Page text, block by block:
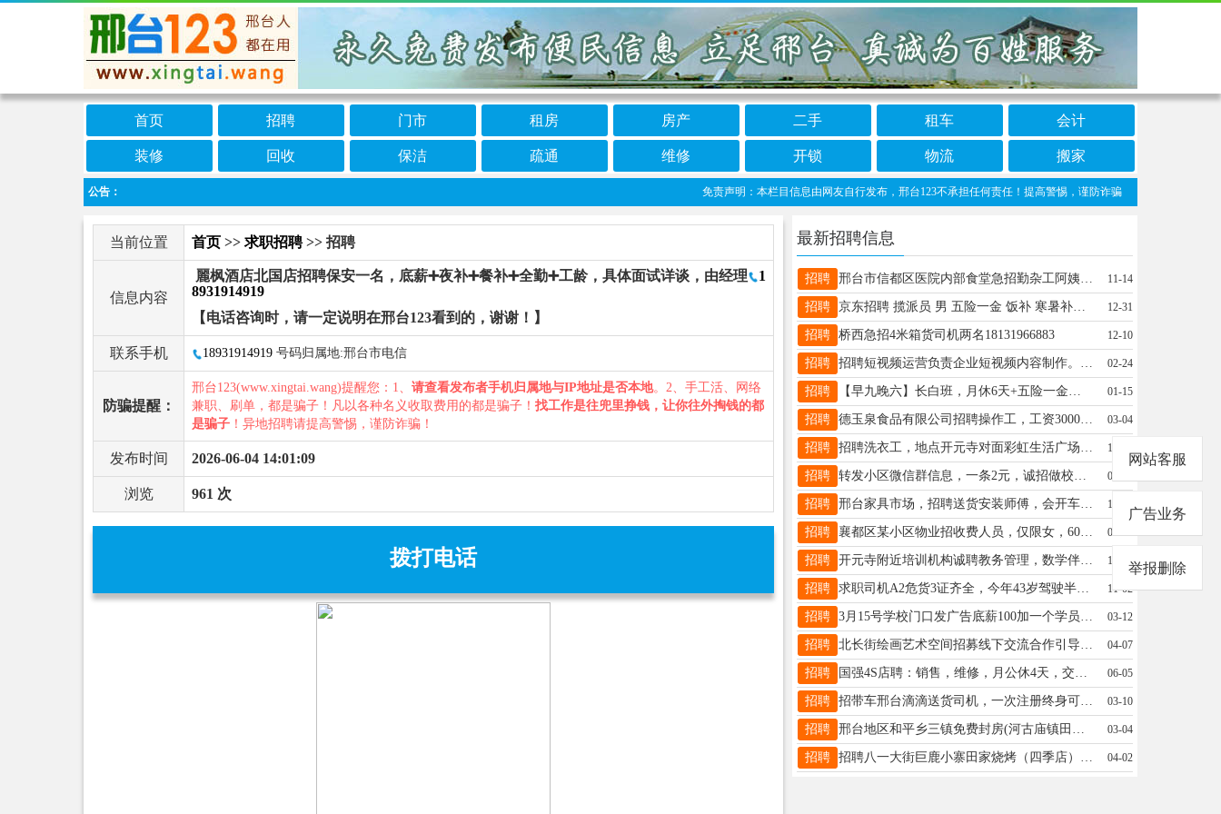
首页 招聘 门市 租房 房产 二手 租车 会计
装修 回收 保洁 疏通 维修 开锁 物流 搬家
公告： 免责声明：本栏目信息由网友自行发布，邢台123不承担任何责任！提高警惕，谨防诈骗！做推广、做信息置顶
当前位置 首页 >> 求职招聘>> 招聘
信息内容
麗枫酒店北国店招聘保安一名，底薪➕夜补➕餐补➕全勤➕工龄，具体面试详谈，由经理
1
8931914919
【电话咨询时，请一定说明在邢台123看到的，谢谢！】
联系手机 18931914919 号码归属地:邢台市电信
防骗提醒：
邢台123(www.xingtai.wang)提醒您：1、 请查看发布者手机归属地与IP地址是否本地。2、手工活、网络
兼职、刷单，都是骗子！凡以各种名义收取费用的都是骗子！ 找工作是往兜里挣钱，让你往外掏钱的都
是骗子 ！异地招聘请提高警惕，谨防诈骗！
发布时间 2026-06-04 14:01:09
浏览 961 次
拨打电话
最新招聘信息
招聘 邢台市信都区医院内部食堂急招勤杂工阿姨一名，工作简单轻松，每天8个小时，工资2700有意者联系15931122310 11-14
招聘 京东招聘 揽派员 男 五险一金 饭补 寒暑补助 工龄奖 无底薪 派件1.5一单 自备车辆15531956565 12-31
招聘 桥西急招4米箱货司机两名18131966883 12-10
招聘 招聘短视频运营负责企业短视频内容制作。大专及以上学历，传媒等相关专业优先。15100998668 02-24
招聘 【早九晚六】长白班，月休6天+五险一金，薪资4-8K，20-36周岁，【年前面试，年后上班】，16633966915 01-15
招聘 德玉泉食品有限公司招聘操作工，工资3000-6000免费提供食宿，地址皇寺镇郭村路口，电话15531983575 03-04
招聘 招聘洗衣工，地点开元寺对面彩虹生活广场，工作轻松福利待遇好，联系电话15694851561 10-05
招聘 转发小区微信群信息，一条2元，诚招做校园代理、社区团购的合作伙伴，有意联系15333391455 05-03
招聘 邢台家具市场，招聘送货安装师傅，会开车会安装家具优先，工资面议，有意者联系17731919581 10-19
招聘 襄都区某小区物业招收费人员，仅限女，60以内兼职全职都可，15933716543 09-02
招聘 开元寺附近培训机构诚聘教务管理，数学伴学师，电话15512839505 11-14
招聘 求职司机A2危货3证齐全，今年43岁驾驶半挂多年，驾驶危险品车4年☎️13663198299 11-02
招聘 3月15号学校门口发广告底薪100加一个学员微信提成1元，17731939373 03-12
招聘 北长街绘画艺术空间招募线下交流合作引导师，艺术、文学、手工、技能，有一技傍身即可。18831984040 04-07
招聘 国强4S店聘：销售，维修，月公休4天，交保险，地址：汽车城国强4S店，电话:13931933850 06-05
招聘 招带车邢台滴滴送货司机，一次注册终身可接单，政策力度大，年龄20－58，无犯罪记录，驾龄一年19288931587 03-10
招聘 邢台地区和平乡三镇免费封房(河古庙镇田付庄镇)个人房和企业，可以给企业节省10%-40%的用电成本15631957514 03-04
招聘 招聘八一大街巨鹿小寨田家烧烤（四季店）诚聘副灶厨师1名5000-5500抓串工2名3500-4200元切配工1名4000-5000元优秀服务员5名 3500-3800元长期钟点工12元每小时收银员1名 3500-4500元店长1名5000+时间:下午四点到凌晨两点，包吃住，每月1号开工资13831915040（微信同号） 聘 04-02
网站客服
广告业务
举报删除